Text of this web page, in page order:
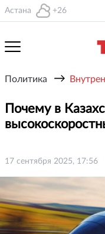
Астана +26
Политика →
Почему в
17 сентября 2025, 17:56